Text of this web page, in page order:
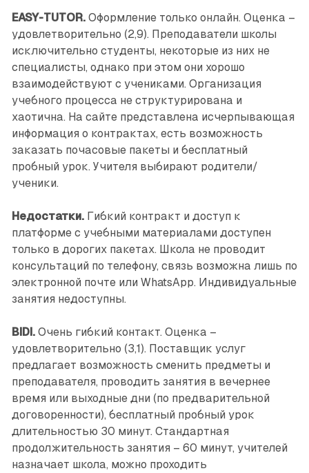
EASY-TUTOR.Оформление только онлайн. Оценка –
удовлетворительно (2,9). Преподаватели школы
исключительно студенты, некоторые из них не
специалисты, однако при этом они хорошо
взаимодействуют с учениками. Организация
учебного процесса не структурирована и
хаотична. На сайте представлена исчерпывающая
информация о контрактах, есть возможность
заказать почасовые пакеты и бесплатный
пробный урок. Учителя выбирают родители/
ученики.
Недостатки.Гибкий контракт и доступ к
платформе с учебными материалами доступен
только в дорогих пакетах. Школа не проводит
консультаций по телефону, связь возможна лишь по
электронной почте или WhatsApp. Индивидуальные
занятия недоступны.
BIDI.Очень гибкий контакт. Оценка –
удовлетворительно (3,1). Поставщик услуг
предлагает возможность сменить предметы и
преподавателя, проводить занятия в вечернее
время или выходные дни (по предварительной
договоренности), бесплатный пробный урок
длительностью 30 минут. Стандартная
продолжительность занятия – 60 минут, учителей
назначает школа, можно проходить